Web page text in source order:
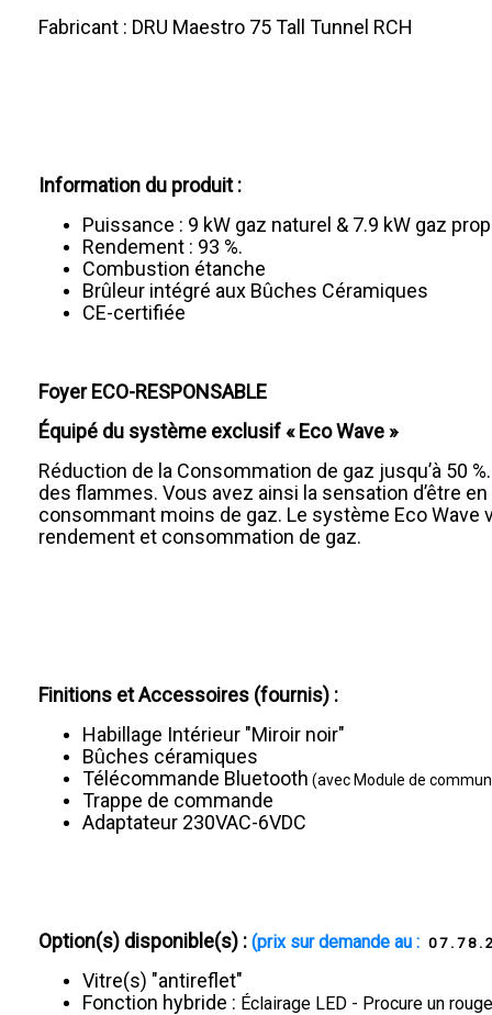
Fabricant : DRU Maestro 75 Tall Tunnel RCH
Information du produit :
Puissance : 9 kW gaz naturel & 7.9 kW gaz
Rendement : 93 %.
Combustion étanche
Brûleur intégré aux Bûches Céramiques
CE-certifiée
Foyer ECO-RESPONSABLE
Équipé du système exclusif « Eco Wave »
Réduction de la Consommation de gaz jusqu’à 50
des flammes. Vous avez ainsi la sensation d’être
consommant moins de gaz. Le système Eco
rendement et consommation de gaz.
Finitions et Accessoires (fournis) :
Habillage Intérieur "Miroir noir"
Bûches céramiques
Télécommande Bluetooth (avec Module de
Trappe de commande
Adaptateur 230VAC-6VDC
Option(s) disponible(s) : (prix sur demande au :
Vitre(s) "antireflet"
Fonction hybride : Éclairage LED - Procure un